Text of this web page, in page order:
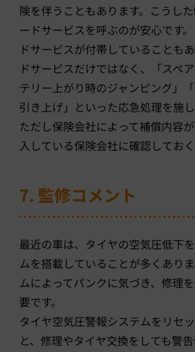
険を伴うこともあります。こうし
ードサービスを呼ぶのが安心です
ドサービスが付帯していることも
ドサービスだけではなく、「スペ
テリー上がり時のジャンピング」
引き上げ」といった応急処理を施
ただし保険会社によって補償内容
入している保険会社に確認してお
7. 監修コメント
最近の車は、タイヤの空気圧低下
ムを搭載していることが多くあり
ムによってパンクに気づき、修理
要です。
タイヤ空気圧警報システムをリセ
と、修理やタイヤ交換をしても警